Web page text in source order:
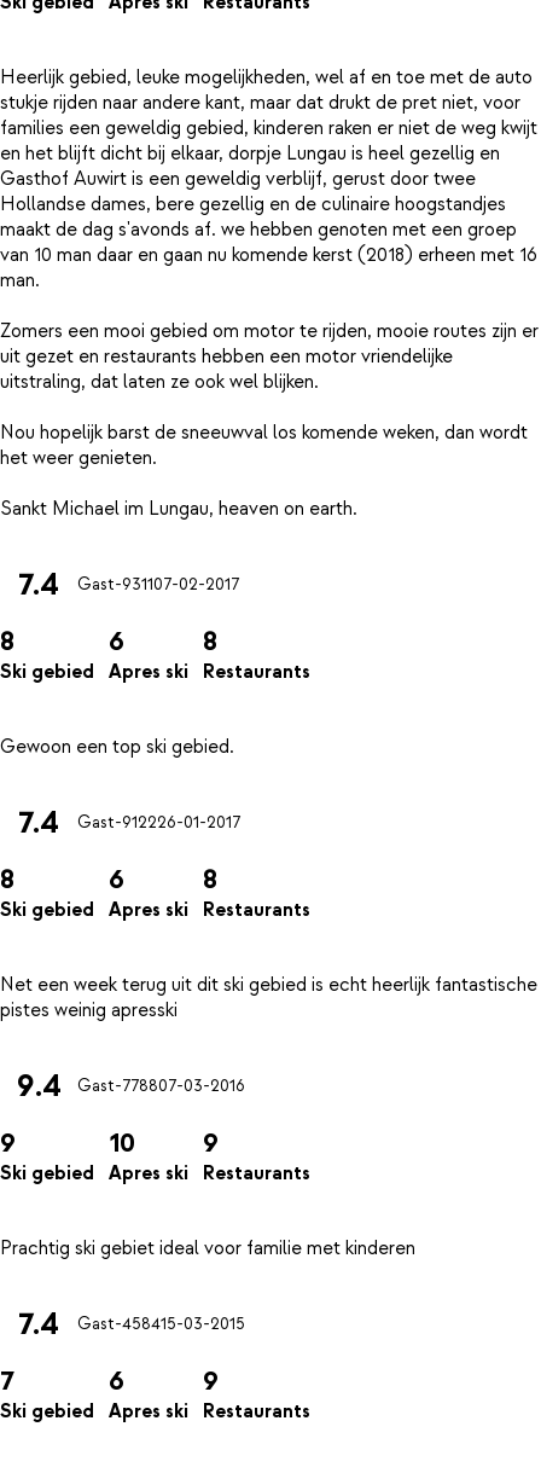
Heerlijk gebied, leuke mogelijkheden, wel af en toe met de auto
stukje rijden naar andere kant, maar dat drukt de pret niet, voor
families een geweldig gebied, kinderen raken er niet de weg kwijt
en het blijft dicht bij elkaar, dorpje Lungau is heel gezellig en
Gasthof Auwirt is een geweldig verblijf, gerust door twee
Hollandse dames, bere gezellig en de culinaire hoogstandjes
maakt de dag s'avonds af. we hebben genoten met een groep
van 10 man daar en gaan nu komende kerst (2018) erheen met 16
man.
Zomers een mooi gebied om motor te rijden, mooie routes zijn er
uit gezet en restaurants hebben een motor vriendelijke
uitstraling, dat laten ze ook wel blijken.
Nou hopelijk barst de sneeuwval los komende weken, dan wordt
het weer genieten.
7.4 Gast-931107-02-2017
8
Ski gebied
6
Apres ski
8
Restaurants
7.4 Gast-912226-01-2017
8
Ski gebied
6
Apres ski
8
Restaurants
Net een week terug uit dit ski gebied is echt heerlijk fantastische
9.4 Gast-778807-03-2016
9
Ski gebied
10
Apres ski
9
Restaurants
7.4 Gast-458415-03-2015
7
Ski gebied
6
Apres ski
9
Restaurants